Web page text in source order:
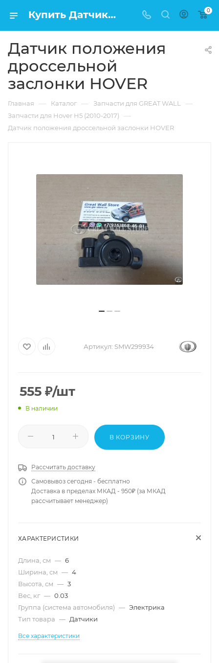
Купить Датчик положения дроссельной заслонки HOVER в Москве по низкой цене 0
Датчик положения
дроссельной
заслонки HOVER
Главная — Каталог — Запчасти для GREAT WALL —
Запчасти для Hover H5 (2010-2017) —
Датчик положения дроссельной заслонки HOVER
Артикул: SMW299934
555 ₽/шт
В наличии
В КОРЗИНУ
Рассчитать доставку
Самовывоз сегодня - бесплатно
Доставка в пределах МКАД - 950₽ (за МКАД
рассчитывает менеджер)
ХАРАКТЕРИСТИКИ
Длина, см — 6
Ширина, см — 4
Высота, см — 3
Вес, кг — 0.03
Группа (система автомобиля) — Электрика
Тип товара — Датчики
Все характеристики